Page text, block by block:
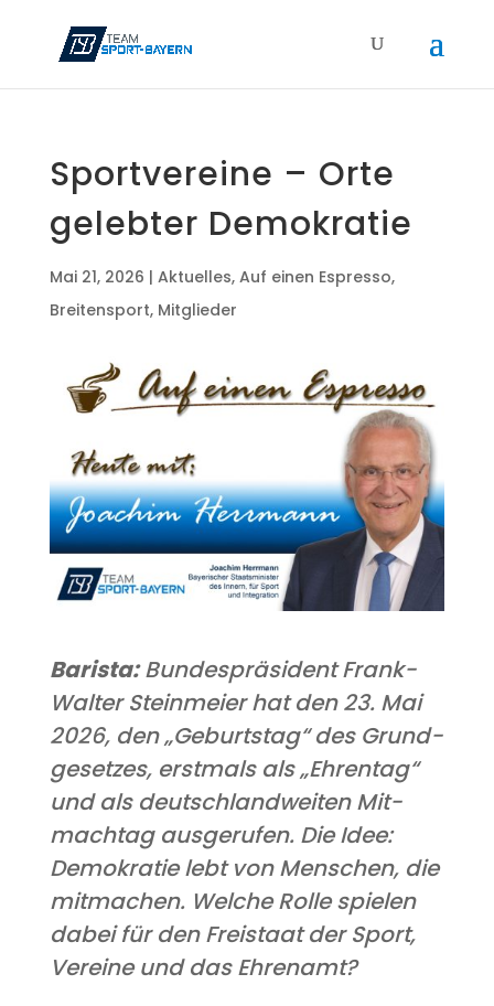
Sport­ver­ei­ne – Orte
geleb­ter Demokratie
Mai 21, 2026 | Aktuelles, Auf einen Espresso,
Breitensport, Mitglieder
Baris­ta:Bun­des­prä­si­dent Frank-
Wal­ter Stein­mei­er hat den 23. Mai
2026, den „Geburts­tag“ des Grund­
ge­set­zes, erst­mals als „Ehren­tag“
und als deutsch­land­wei­ten Mit­
machtag aus­ge­ru­fen. Die Idee:
Demo­kra­tie lebt von Men­schen, die
mit­ma­chen. Wel­che Rol­le spie­len
dabei für den Frei­staat der Sport,
Ver­ei­ne und das Ehrenamt?